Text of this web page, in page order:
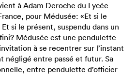
à Adam Deroche du Lycée
pour Médusée: «Et si le
si le présent, suspendu dans un
Médusée est une pendulette
à se recentrer sur l’instant
négligé entre passé et futur. Sa
entre pendulette d’officier